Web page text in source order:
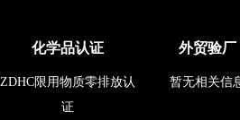
化学品认证
ZDHC限用物质零排放认
证
外贸验厂
暂无相关信